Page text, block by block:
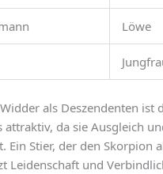
Löwe
als Deszendenten ist
attraktiv, da sie Ausgleich
Ein Stier, der den Skorpion
Leidenschaft und